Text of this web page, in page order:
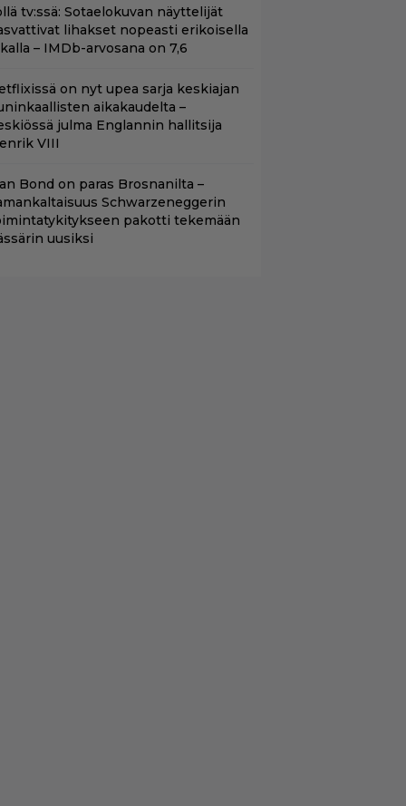
tv:ssä: Sotaelokuvan näyttelijät
lihakset nopeasti erikoisella
– IMDb-arvosana on 7,6
on nyt upea sarja keskiajan
aikakaudelta –
julma Englannin hallitsija
VIII
Bond on paras Brosnanilta –
Schwarzeneggerin
pakotti tekemään
uusiksi